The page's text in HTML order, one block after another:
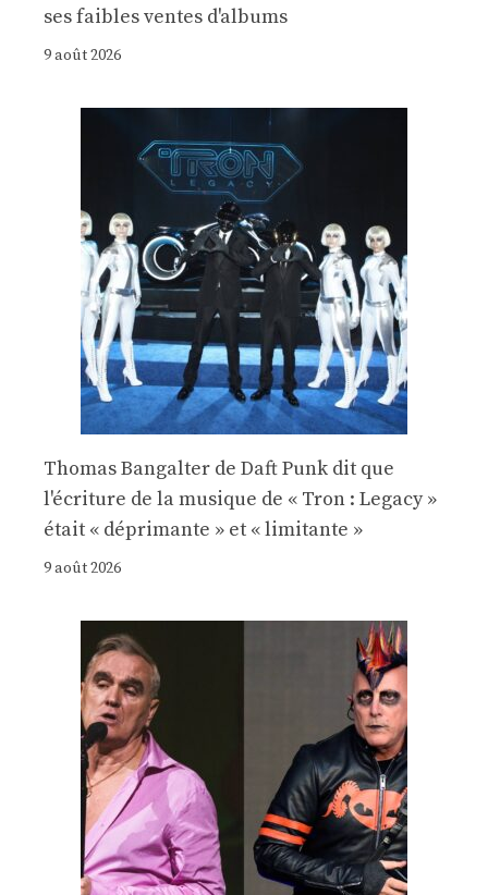
ses faibles ventes d'albums
9 août 2026
Thomas Bangalter de Daft Punk dit que
l'écriture de la musique de « Tron : Legacy »
était « déprimante » et « limitante »
9 août 2026